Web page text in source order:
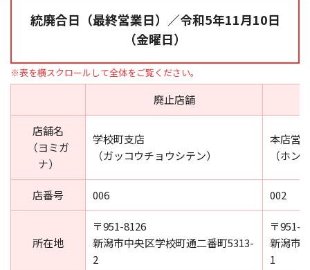
統廃合日（最終営業日）／令和5年11月10日
（金曜日）
廃止店舗
店舗名
（ヨミガ
ナ）
学校町支店
（ガッコウチョウシテン）
本店営
（ホン
店番号 006 002
所在地
〒951-8126
新潟市中央区学校町通二番町5313-
2
〒951-
新潟市
1